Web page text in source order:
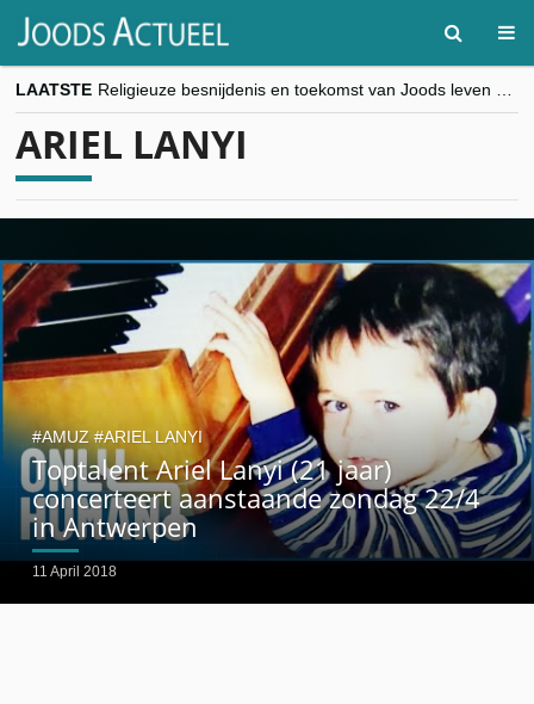
LAATSTE
“Besnijdenisdebat toont hoe moeilijk seculiere Westen minderheden begrijpt”, Jinnih Beels (Vooruit)
ARIEL LANYI
Toptalent Ariel Lanyi (21 jaar)
concerteert aanstaande zondag 22/4
in Antwerpen
11 April 2018
AMUZ ARIEL LANYI